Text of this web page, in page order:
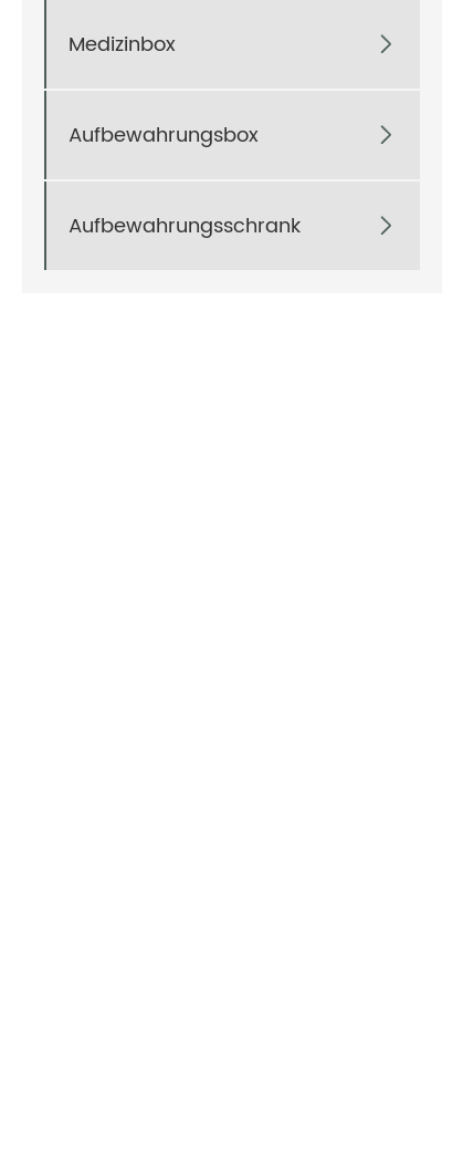
Medizinbox 
Aufbewahrungsbox 
Aufbewahrungsschrank 